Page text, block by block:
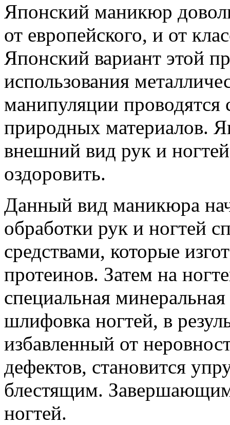
Японский маникюр
от европейского, и от
Японский вариант этой
использования
манипуляции
природных материалов.
внешний вид рук и
оздоровить.
Данный вид маникюра
обработки рук и ногтей
средствами, которые
протеинов. Затем на
специальная
шлифовка ногтей, в
избавленный от
дефектов, становится
блестящим. Завершающим
ногтей.